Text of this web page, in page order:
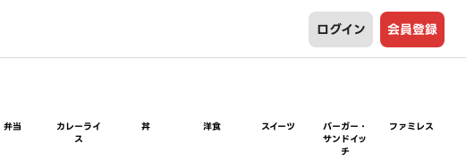
ログイン 会員登録
弁当
カレーライ
ス
丼 洋食 スイーツ
バーガー・
サンドイッ
チ
ファミレス